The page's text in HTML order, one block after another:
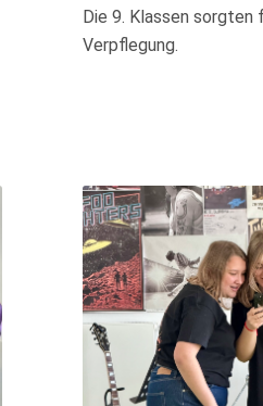
Die 9. Klassen sorgten
Verpflegung.